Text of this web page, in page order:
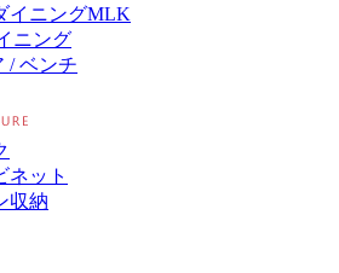
イニングMLK
ニング
/ ベンチ
ネット
収納